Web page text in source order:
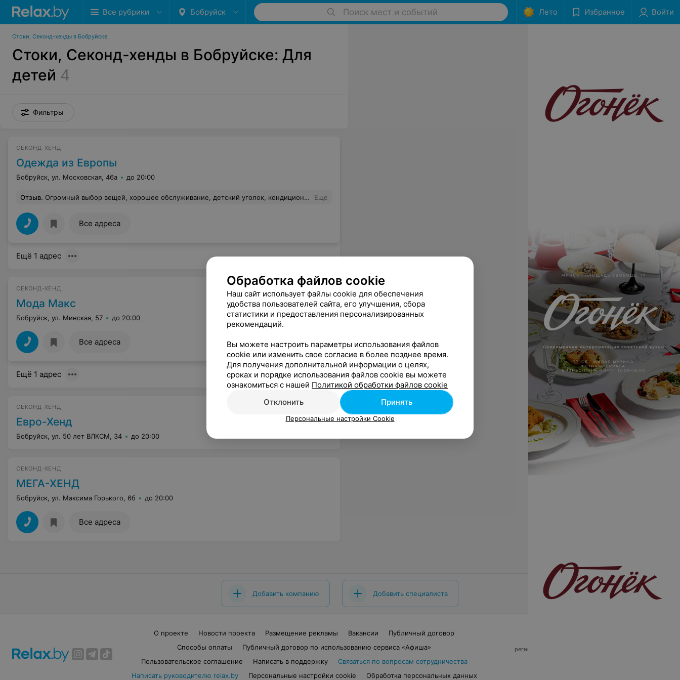
Все рубрики Бобруйск Поиск мест и событий Лето Избранное Войти
Стоки, Секонд-хенды в Бобруйске
Стоки, Секонд-хенды в Бобруйске: Для
детей 4
Фильтры
СЕКОНД-ХЕНД
Одежда из Европы
Бобруйск, ул. Московская, 46а до 20:00
Отзыв. Огромный выбор вещей, хорошее обслуживание, детский уголок, кондиционеры высший пилотаж Еще
Все адреса
Ещё 1 адрес
СЕКОНД-ХЕНД
Мода Макс
Бобруйск, ул. Минская, 57 до 20:00
Все адреса
Ещё 1 адрес
СЕКОНД-ХЕНД
Евро-Хенд
Бобруйск, ул. 50 лет ВЛКСМ, 34 до 20:00
СЕКОНД-ХЕНД
МЕГА-ХЕНД
Бобруйск, ул. Максима Горького, 6б до 20:00
Все адреса
Добавить компанию Добавить специалиста
О проекте Новости проекта Размещение рекламы Вакансии
Публичный договор
Способы оплаты
Публичный договор по использованию сервиса «Афиша»
Пользовательское соглашение
Написать в поддержку
Связаться по вопросам сотрудничества
Написать руководителю relax.by
Персональные настройки cookie Обработка персональных данных
регистрирующий орган - Минский горисполком
Обработка файлов cookie
Наш сайт использует файлы cookie для обеспечения
удобства пользователей сайта, его улучшения, сбора
статистики и предоставления персонализированных
рекомендаций.
Вы можете настроить параметры использования файлов
cookie или изменить свое согласие в более позднее время.
Для получения дополнительной информации о целях,
сроках и порядке использования файлов cookie вы можете
ознакомиться с нашей Политикой обработки файлов cookie
Отклонить
Принять
Персональные настройки Cookie